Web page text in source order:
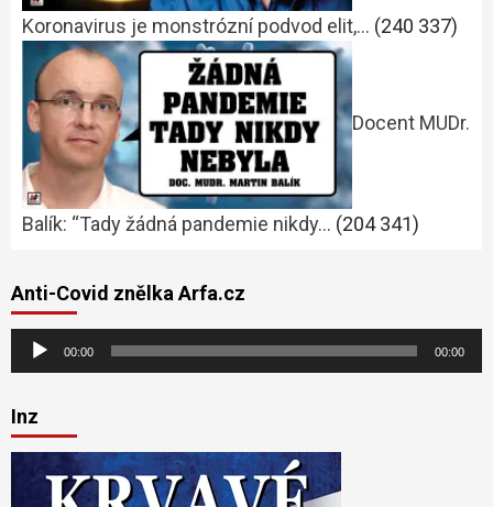
Koronavirus je monstrózní podvod elit,… (240 337)
Docent MUDr.
Balík: “Tady žádná pandemie nikdy… (204 341)
Anti-Covid znělka Arfa.cz
Audio
přehrávač
00:00 00:00
Inz